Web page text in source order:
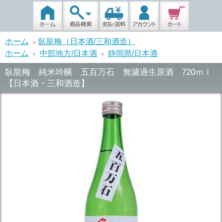
ホーム >
臥龍梅（日本酒/三和酒造）
ホーム
> 中部地方/日本酒 > 静岡県/日本酒
臥龍梅 純米吟醸 五百万石 無濾過生原酒 720ｍｌ
【日本酒・三和酒造】